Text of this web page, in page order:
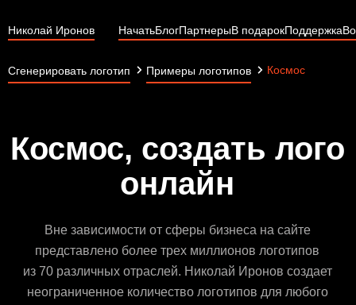
Николай Иронов НачатьБлогПартнерыВ подарокПоддержка
Сгенерировать логотип Примеры логотипов Космос
Космос, создать лого
онлайн
Вне зависимости от сферы бизнеса на сайте
представлено более трех миллионов логотипов
из 70 различных отраслей. Николай Иронов создает
неограниченное количество логотипов для любого